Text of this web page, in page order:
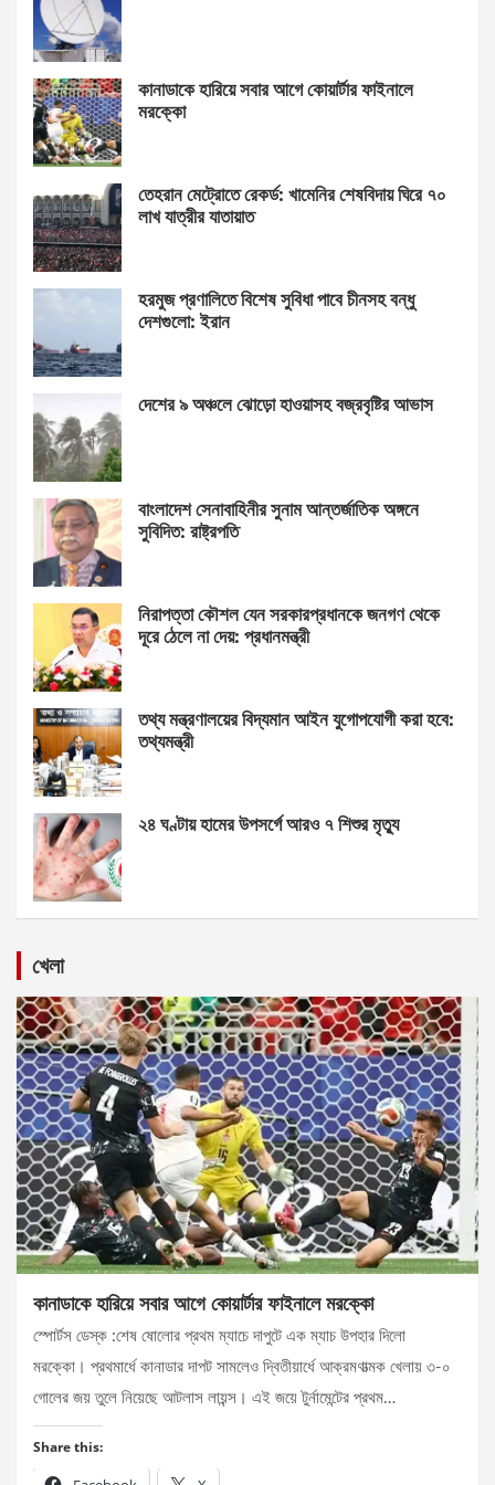
কানাডাকে হারিয়ে সবার আগে কোয়ার্টার ফাইনালে
মরক্কো
তেহরান মেট্রোতে রেকর্ড: খামেনির শেষবিদায় ঘিরে ৭০
লাখ যাত্রীর যাতায়াত
হরমুজ প্রণালিতে বিশেষ সুবিধা পাবে চীনসহ বন্ধু
দেশগুলো: ইরান
দেশের ৯ অঞ্চলে ঝোড়ো হাওয়াসহ বজ্রবৃষ্টির আভাস
বাংলাদেশ সেনাবাহিনীর সুনাম আন্তর্জাতিক অঙ্গনে
সুবিদিত: রাষ্ট্রপতি
নিরাপত্তা কৌশল যেন সরকারপ্রধানকে জনগণ থেকে
দূরে ঠেলে না দেয়: প্রধানমন্ত্রী
তথ্য মন্ত্রণালয়ের বিদ্যমান আইন যুগোপযোগী করা হবে:
তথ্যমন্ত্রী
২৪ ঘণ্টায় হামের উপসর্গে আরও ৭ শিশুর মৃত্যু
খেলা
কানাডাকে হারিয়ে সবার আগে কোয়ার্টার ফাইনালে মরক্কো
স্পোর্টস ডেস্ক :শেষ ষোলোর প্রথম ম্যাচে দাপুটে এক ম্যাচ উপহার দিলো
মরক্কো। প্রথমার্ধে কানাডার দাপট সামলেও দ্বিতীয়ার্ধে আক্রমণাত্মক খেলায় ৩-০
গোলের জয় তুলে নিয়েছে আটলাস লায়ন্স। এই জয়ে টুর্নামেন্টের প্রথম…
Share this: